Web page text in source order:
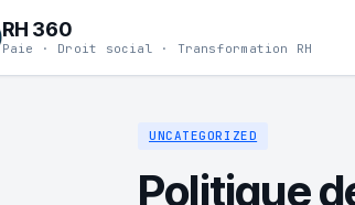
RH 360
Paie · Droit social · Transformation RH
UNCATEGORIZED
Politique